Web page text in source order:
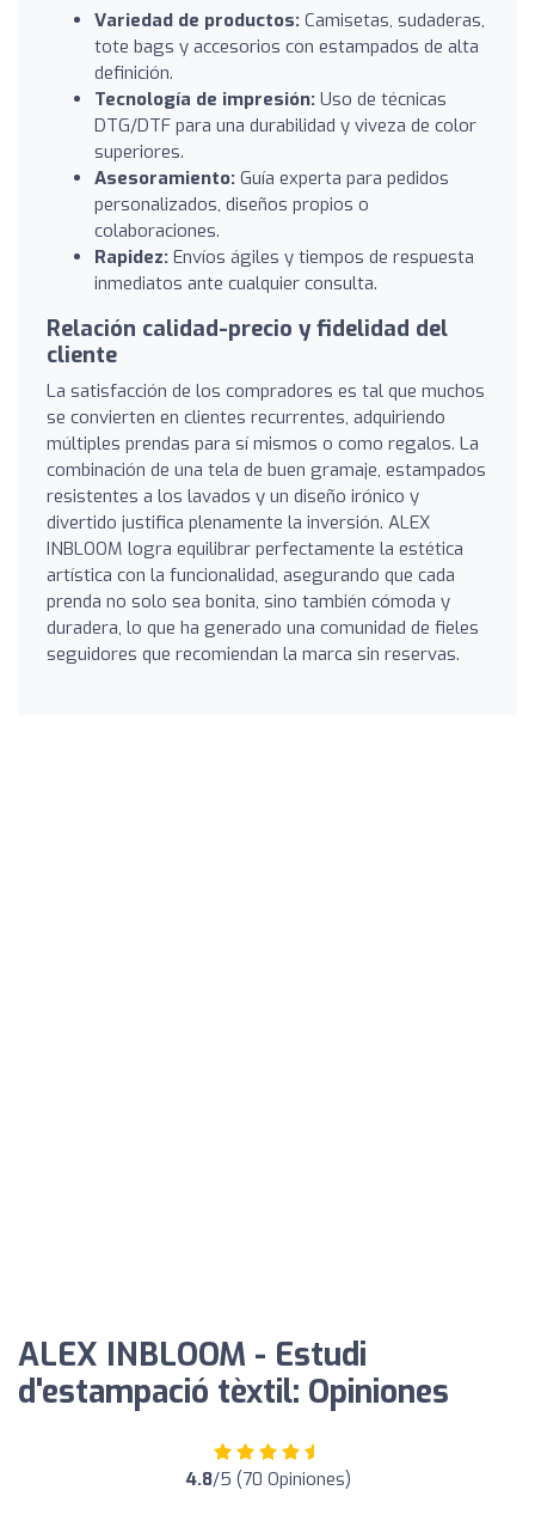
Variedad de productos: Camisetas, sudaderas,
tote bags y accesorios con estampados de alta
definición.
Tecnología de impresión: Uso de técnicas
DTG/DTF para una durabilidad y viveza de color
superiores.
Asesoramiento: Guía experta para pedidos
personalizados, diseños propios o
colaboraciones.
Rapidez: Envíos ágiles y tiempos de respuesta
inmediatos ante cualquier consulta.
Relación calidad-precio y fidelidad del
cliente
La satisfacción de los compradores es tal que muchos
se convierten en clientes recurrentes, adquiriendo
múltiples prendas para sí mismos o como regalos. La
combinación de una tela de buen gramaje, estampados
resistentes a los lavados y un diseño irónico y
divertido justifica plenamente la inversión. ALEX
INBLOOM logra equilibrar perfectamente la estética
artística con la funcionalidad, asegurando que cada
prenda no solo sea bonita, sino también cómoda y
duradera, lo que ha generado una comunidad de fieles
seguidores que recomiendan la marca sin reservas.
ALEX INBLOOM - Estudi
d'estampació tèxtil: Opiniones
4.8/5 (70 Opiniones)